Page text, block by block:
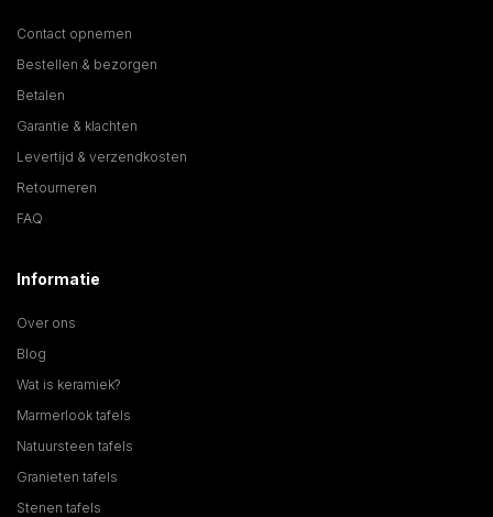
Contact opnemen
Bestellen & bezorgen
Betalen
Garantie & klachten
Levertijd & verzendkosten
Retourneren
FAQ
Informatie
Over ons
Blog
Wat is keramiek?
Marmerlook tafels
Natuursteen tafels
Granieten tafels
Stenen tafels